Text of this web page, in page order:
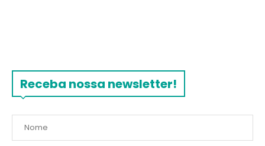
Receba nossa newsletter!